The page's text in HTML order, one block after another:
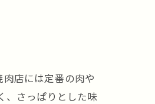
店には定番の肉や
、さっぱりとした味